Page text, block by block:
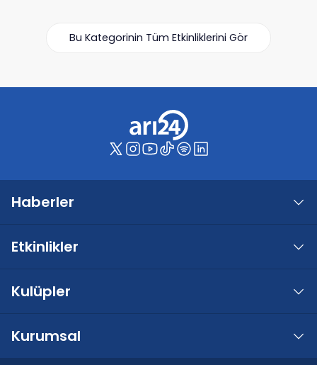
Bu Kategorinin Tüm Etkinliklerini Gör
Haberler
Etkinlikler
Kulüpler
Kurumsal